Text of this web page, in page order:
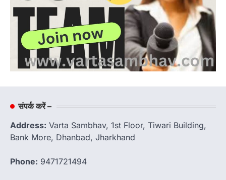
संपर्क करें –
Address: Varta Sambhav, 1st Floor, Tiwari Building,
Bank More, Dhanbad, Jharkhand
Phone: 9471721494